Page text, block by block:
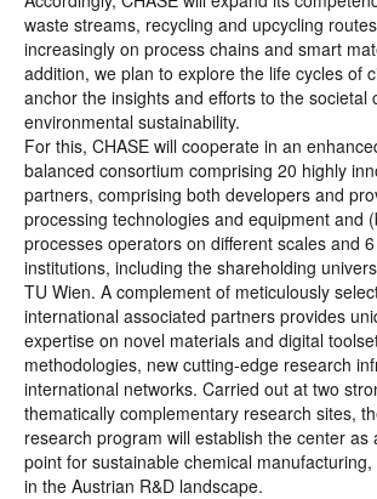
waste streams, recycling and upcycling
increasingly on process chains and smart
addition, we plan to explore the life cycles of
anchor the insights and efforts to the societal
environmental sustainability.
For this, CHASE will cooperate in an
balanced consortium comprising 20 highly
partners, comprising both developers and
processing technologies and equipment and
processes operators on different scales and
institutions, including the shareholding
TU Wien. A complement of meticulously
international associated partners provides
expertise on novel materials and digital
methodologies, new cutting-edge research
international networks. Carried out at two
thematically complementary research sites,
research program will establish the center as
point for sustainable chemical
in the Austrian R&D landscape.